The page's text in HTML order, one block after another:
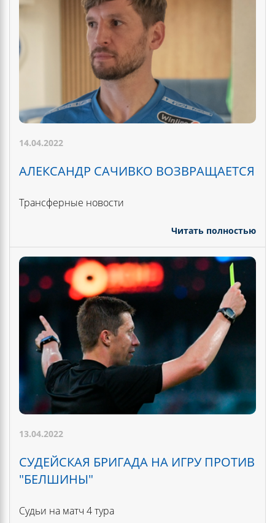
14.04.2022
АЛЕКСАНДР САЧИВКО ВОЗВРАЩАЕТСЯ
Трансферные новости
Читать полностью
13.04.2022
СУДЕЙСКАЯ БРИГАДА НА ИГРУ ПРОТИВ
"БЕЛШИНЫ"
Судьи на матч 4 тура